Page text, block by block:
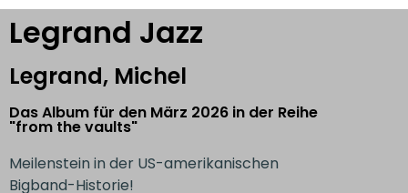
Legrand Jazz
Legrand, Michel
Das Album für den März 2026 in der Reihe
"from the vaults"
Meilenstein in der US-amerikanischen
Bigband-Historie!